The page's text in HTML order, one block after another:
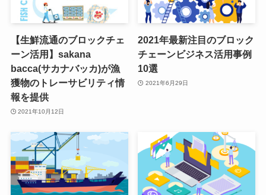
【生鮮流通のブロックチェ
ーン活用】sakana
bacca(サカナバッカ)が漁
獲物のトレーサビリティ情
報を提供
2021年10月12日
2021年最新注目のブロック
チェーンビジネス活用事例
10選
2021年6月29日